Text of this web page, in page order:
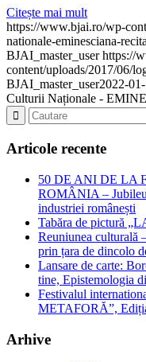
Citește mai mult
https://www.bjai.ro/wp-
nationale-eminesciana-
BJAI_master_user https://
content/uploads/2017/06/
BJAI_master_user2022-
Culturii Naționale -
Articole recente
50 DE ANI DE LA
ROMÂNIA –
industriei românești
Tabăra de pictură
Reuniunea
prin țara de dincolo
Lansare de carte:
tine, Epistemologia
Festivalul
METAFORĂ”,
Arhive